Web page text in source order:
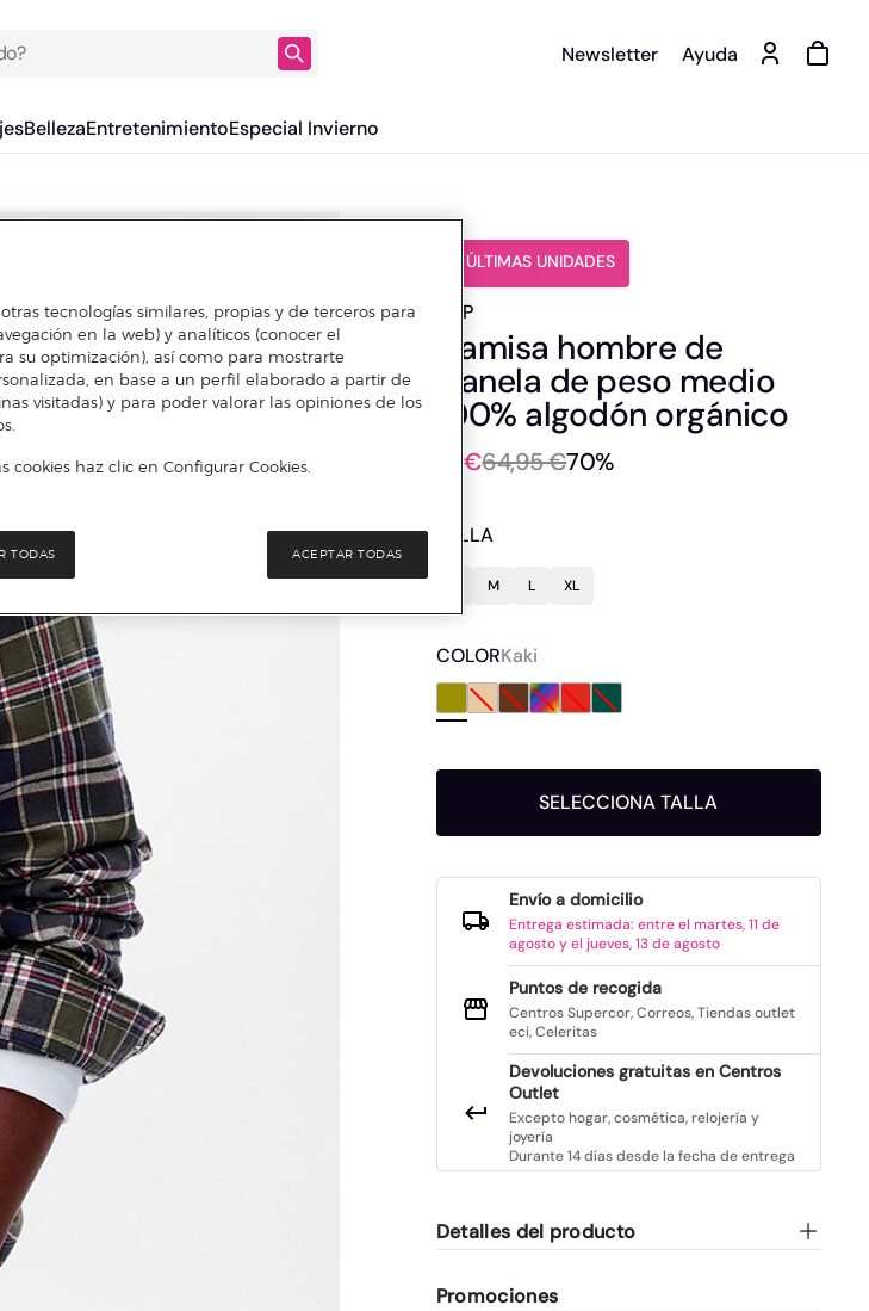
Newsletter Ayuda
BellezaEntretenimientoEspecial Invierno
️⚡ ÚLTIMAS UNIDADES
GAP
Camisa hombre de
franela de peso medio
100% algodón orgánico
19 €64,95 €70%
TALLA
M L XL
COLORKaki
SELECCIONA TALLA
Envío a domicilio
Entrega estimada: entre el martes, 11 de
agosto y el jueves, 13 de agosto
Puntos de recogida
Centros Supercor, Correos, Tiendas outlet
eci, Celeritas
Devoluciones gratuitas en Centros
Outlet
Excepto hogar, cosmética, relojería y
joyería
Durante 14 días desde la fecha de entrega
Detalles del producto
Promociones
tecnologías similares, propias y de terceros para
en la web) y analíticos (conocer el
su optimización), así como para mostrarte
en base a un perfil elaborado a partir de
visitadas) y para poder valorar las opiniones de los
haz clic en Configurar Cookies.
TODAS ACEPTAR TODAS